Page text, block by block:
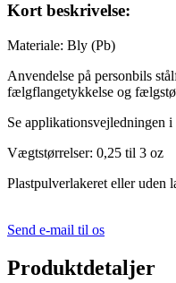
Kort beskrivelse:
Materiale: Bly (Pb)
Anvendelse på personbils
fælgflangetykkelse og
Se applikationsvejledningen
Vægtstørrelser: 0,25 til 3 oz
Plastpulverlakeret eller uden
Send e-mail til os
Produktdetaljer